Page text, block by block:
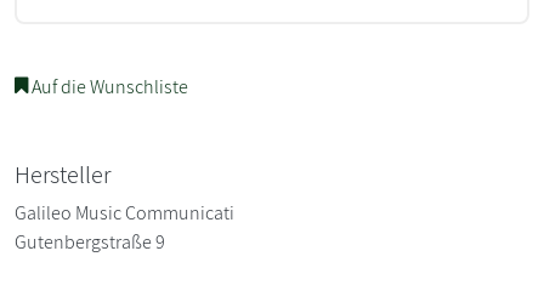
Auf die Wunschliste
Hersteller
Galileo Music Communicati
Gutenbergstraße 9